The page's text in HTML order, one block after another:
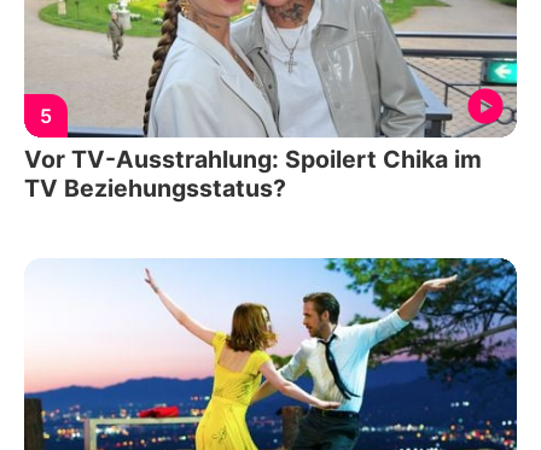
5
Vor TV-Ausstrahlung: Spoilert Chika im
TV Beziehungsstatus?